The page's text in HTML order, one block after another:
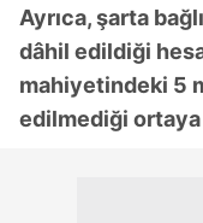
Ayrıca, şarta
dâhil edildiği
mahiyetindeki 5
edilmediği